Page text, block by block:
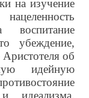
на изучение
воспитание
убеждение,
об
идейную
и идеализма.